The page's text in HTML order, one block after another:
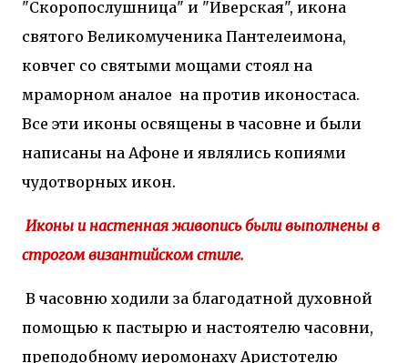
"Скоропослушница" и "Иверская", икона
святого Великомученика Пантелеимона,
ковчег со святыми мощами стоял на
мраморном аналое на против иконостаса.
Все эти иконы освящены в часовне и были
написаны на Афоне и являлись копиями
чудотворных икон.
Иконы и настенная живопись были выполнены в
строгом византийском стиле.
В часовню ходили за благодатной духовной
помощью к пастырю и настоятелю часовни,
преподобному иеромонаху Аристотелю